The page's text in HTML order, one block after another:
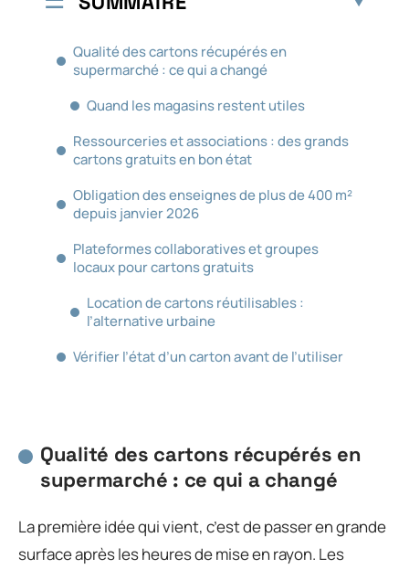
Qualité des cartons récupérés en
supermarché : ce qui a changé
Quand les magasins restent utiles
Ressourceries et associations : des grands
cartons gratuits en bon état
Obligation des enseignes de plus de 400 m²
depuis janvier 2026
Plateformes collaboratives et groupes
locaux pour cartons gratuits
Location de cartons réutilisables :
l’alternative urbaine
Vérifier l’état d’un carton avant de l’utiliser
Qualité des cartons récupérés en
supermarché : ce qui a changé
La première idée qui vient, c’est de passer en grande
surface après les heures de mise en rayon. Les